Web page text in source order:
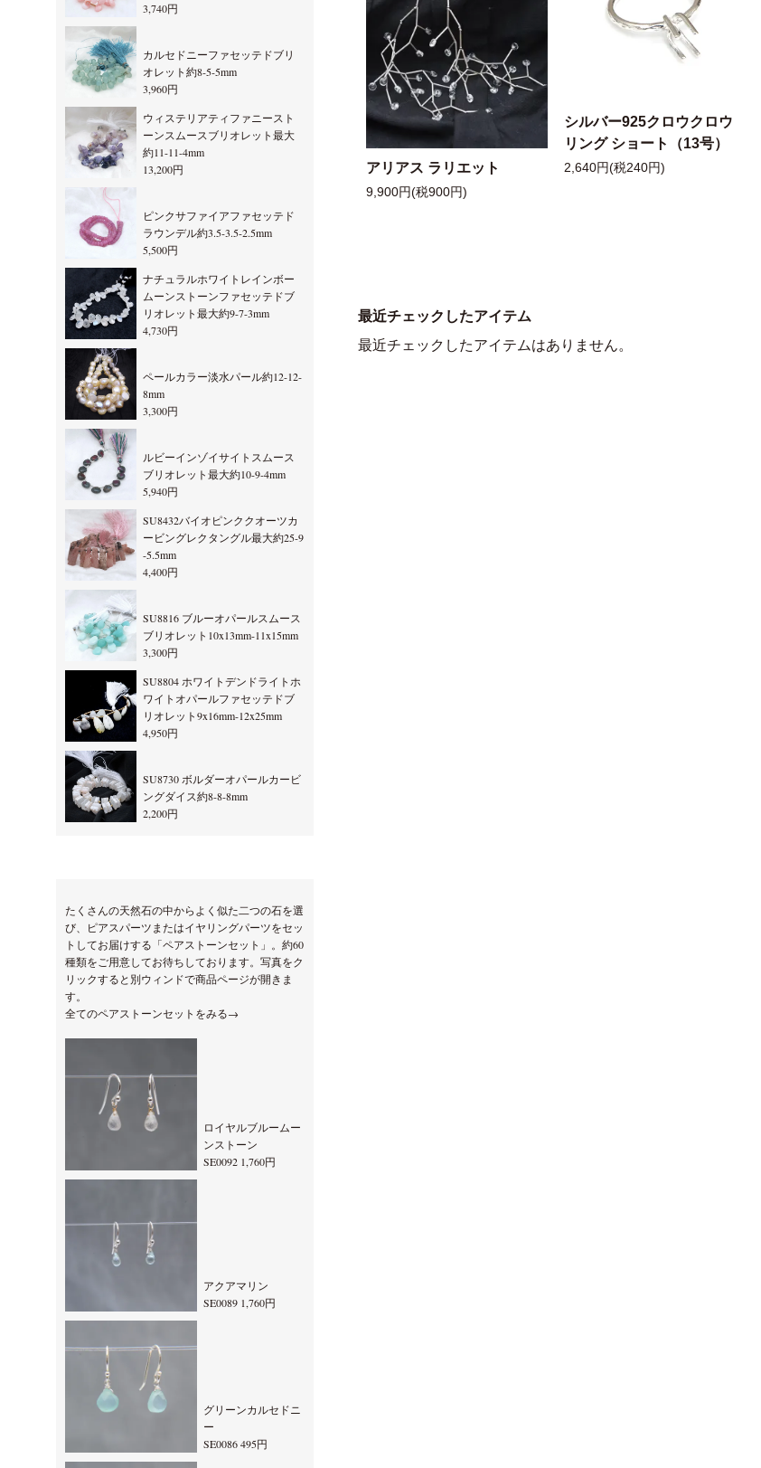
アリアス ラリエット
9,900円(税900円)
シルバー925クロウクロウ
リング ショート（13号）
2,640円(税240円)
最近チェックしたアイテム
最近チェックしたアイテムはありません。
3,740円
カルセドニーファセッテドブリ
オレット約8-5-5mm
3,960円
ウィステリアティファニースト
ーンスムースブリオレット最大
約11-11-4mm
13,200円
ピンクサファイアファセッテド
ラウンデル約3.5-3.5-2.5mm
5,500円
ナチュラルホワイトレインボー
ムーンストーンファセッテドブ
リオレット最大約9-7-3mm
4,730円
ペールカラー淡水パール約12-12-
8mm
3,300円
ルビーインゾイサイトスムース
ブリオレット最大約10-9-4mm
5,940円
SU8432バイオピンククオーツカ
ービングレクタングル最大約25-9
-5.5mm
4,400円
SU8816 ブルーオパールスムース
ブリオレット10x13mm-11x15mm
3,300円
SU8804 ホワイトデンドライトホ
ワイトオパールファセッテドブ
リオレット9x16mm-12x25mm
4,950円
SU8730 ボルダーオパールカービ
ングダイス約8-8-8mm
2,200円
たくさんの天然石の中からよく似た二つの石を選
び、ピアスパーツまたはイヤリングパーツをセッ
トしてお届けする「ペアストーンセット」。約60
種類をご用意してお待ちしております。写真をク
リックすると別ウィンドで商品ページが開きま
す。
全てのペアストーンセットをみる→
ロイヤルブルームー
ンストーン
SE0092 1,760円
アクアマリン
SE0089 1,760円
グリーンカルセドニ
ー
SE0086 495円